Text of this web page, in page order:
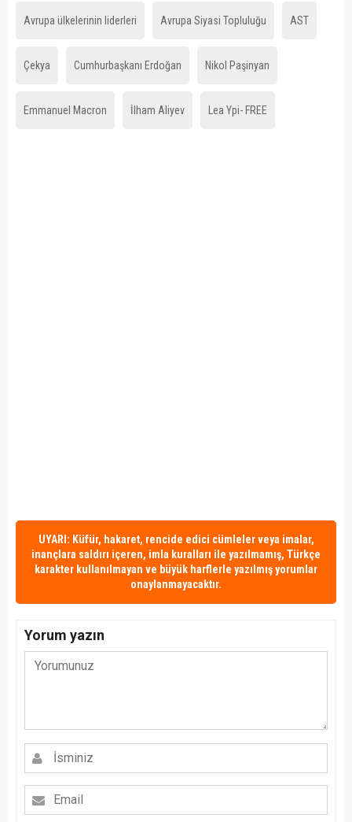
Avrupa ülkelerinin liderleri Avrupa Siyasi Topluluğu AST
Çekya Cumhurbaşkanı Erdoğan Nikol Paşinyan
Emmanuel Macron İlham Aliyev Lea Ypi- FREE
UYARI: Küfür, hakaret, rencide edici cümleler veya imalar,
inançlara saldırı içeren, imla kuralları ile yazılmamış, Türkçe
karakter kullanılmayan ve büyük harflerle yazılmış yorumlar
onaylanmayacaktır.
Yorum yazın